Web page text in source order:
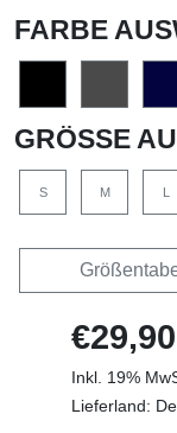
FARBE
GRÖSSE
S M L
€29,90
Inkl. 19%
Lieferland: